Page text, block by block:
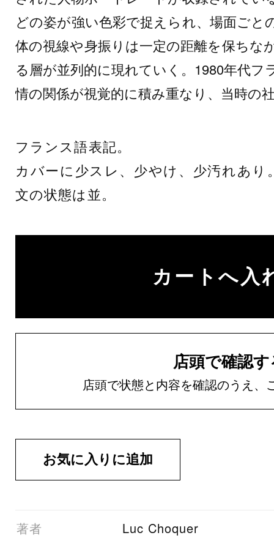
どの姿が強い色彩で捉えられ、場面ごと
体の視線や身振りは一定の距離を保ちな
る層が並列的に現れていく。1980年代フ
情の関係が視覚的に積み重なり、当時の
フランス語表記。
カバーに少スレ、少やけ、少汚れあ
文の状態は並。
店頭で確認
店頭で状態と内容を確認のうえ、
01著者 Luc Choquer